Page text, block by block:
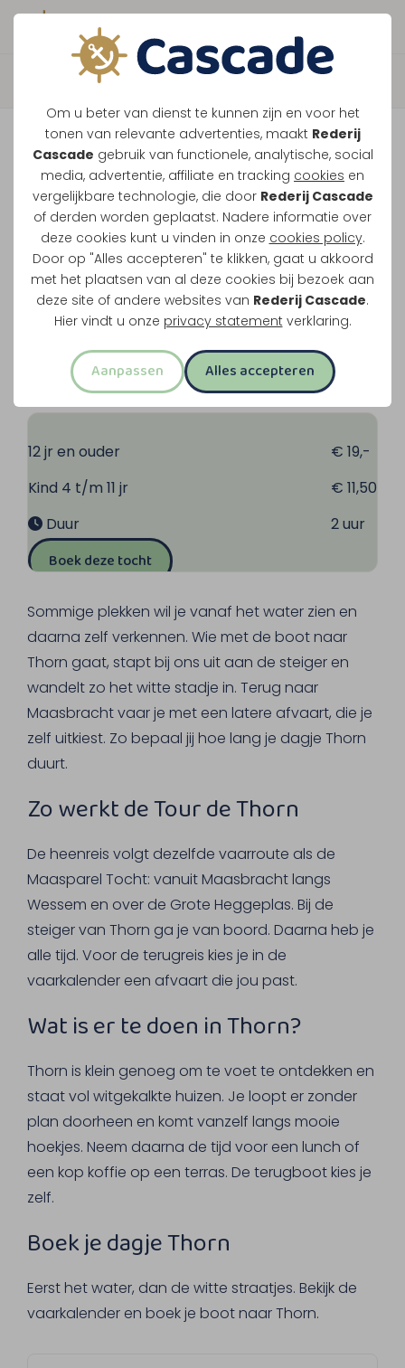
Om u beter van dienst te kunnen zijn en voor het
tonen van relevante advertenties, maakt Rederij
Cascade gebruik van functionele, analytische, social
media, advertentie, affiliate en tracking cookies en
vergelijkbare technologie, die door Rederij Cascade
of derden worden geplaatst. Nadere informatie over
deze cookies kunt u vinden in onze cookies policy.
Door op "Alles accepteren" te klikken, gaat u akkoord
met het plaatsen van al deze cookies bij bezoek aan
deze site of andere websites van Rederij Cascade.
Hier vindt u onze privacy statement verklaring.
Aanpassen Alles accepteren
Boek direct je vaart
Terug
Tour de Thorn
Vaar naar Thorn, stap van boord en kies zelf
wanneer je terugvaart. Zo combineer je varen
met tijd in het witte stadje.
Water en land in 1 activiteit
Twee uur varen
Via Wessem en de Grote Heggeplas
Uitstappen in het witte stadje
12 jr en ouder
€ 19,-
Kind 4 t/m 11 jr
€ 11,50
Duur
2 uur
Boek deze tocht
Sommige plekken wil je vanaf het water zien en
daarna zelf verkennen. Wie met de boot naar
Thorn gaat, stapt bij ons uit aan de steiger en
wandelt zo het witte stadje in. Terug naar
Maasbracht vaar je met een latere afvaart, die je
zelf uitkiest. Zo bepaal jij hoe lang je dagje Thorn
duurt.
Zo werkt de Tour de Thorn
De heenreis volgt dezelfde vaarroute als de
Maasparel Tocht: vanuit Maasbracht langs
Wessem en over de Grote Heggeplas. Bij de
steiger van Thorn ga je van boord. Daarna heb je
alle tijd. Voor de terugreis kies je in de
vaarkalender een afvaart die jou past.
Wat is er te doen in Thorn?
Thorn is klein genoeg om te voet te ontdekken en
staat vol witgekalkte huizen. Je loopt er zonder
plan doorheen en komt vanzelf langs mooie
hoekjes. Neem daarna de tijd voor een lunch of
een kop koffie op een terras. De terugboot kies je
zelf.
Boek je dagje Thorn
Eerst het water, dan de witte straatjes. Bekijk de
vaarkalender en boek je boot naar Thorn.